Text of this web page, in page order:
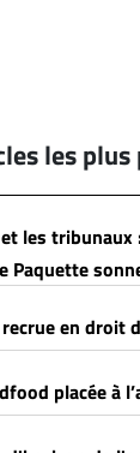
les
les tribunaux
Paquette
recrue en droit
placée à